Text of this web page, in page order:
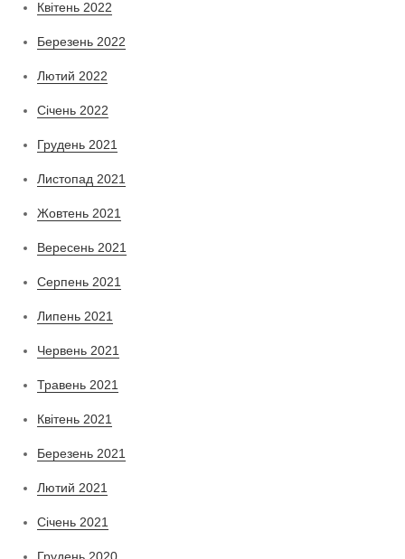
Квітень 2022
Березень 2022
Лютий 2022
Січень 2022
Грудень 2021
Листопад 2021
Жовтень 2021
Вересень 2021
Серпень 2021
Липень 2021
Червень 2021
Травень 2021
Квітень 2021
Березень 2021
Лютий 2021
Січень 2021
Грудень 2020